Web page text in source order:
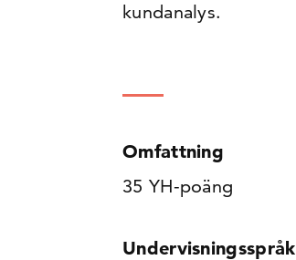
kundanalys.
Omfattning
35 YH-poäng
Undervisningsspråk